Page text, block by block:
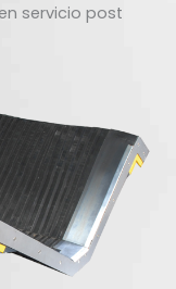
servicio post